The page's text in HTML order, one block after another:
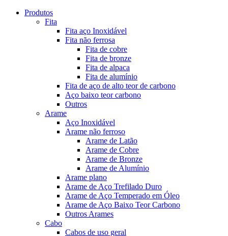
Produtos
Fita
Fita aço Inoxidável
Fita não ferrosa
Fita de cobre
Fita de bronze
Fita de alpaca
Fita de alumínio
Fita de aço de alto teor de carbono
Aço baixo teor carbono
Outros
Arame
Aço Inoxidável
Arame não ferroso
Arame de Latão
Arame de Cobre
Arame de Bronze
Arame de Alumínio
Arame plano
Arame de Aço Trefilado Duro
Arame de Aço Temperado em Óleo
Arame de Aço Baixo Teor Carbono
Outros Arames
Cabo
Cabos de uso geral